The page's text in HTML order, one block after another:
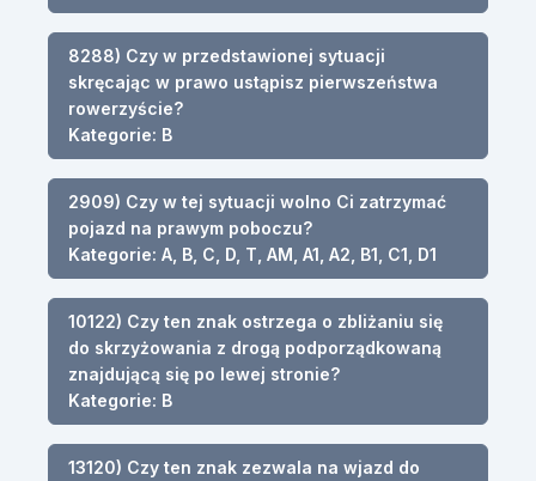
8288) Czy w przedstawionej sytuacji
skręcając w prawo ustąpisz pierwszeństwa
rowerzyście?
Kategorie: B
2909) Czy w tej sytuacji wolno Ci zatrzymać
pojazd na prawym poboczu?
Kategorie: A, B, C, D, T, AM, A1, A2, B1, C1, D1
10122) Czy ten znak ostrzega o zbliżaniu się
do skrzyżowania z drogą podporządkowaną
znajdującą się po lewej stronie?
Kategorie: B
13120) Czy ten znak zezwala na wjazd do